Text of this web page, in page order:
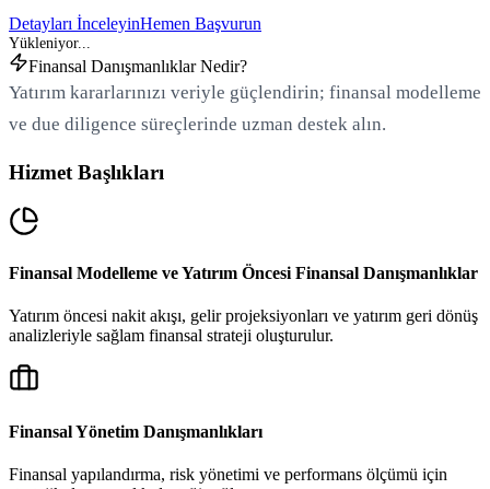
Detayları İnceleyinHemen Başvurun
Yükleniyor...
Finansal Danışmanlıklar Nedir?
Yatırım kararlarınızı veriyle güçlendirin; finansal modelleme
ve due diligence süreçlerinde uzman destek alın.
Hizmet Başlıkları
Finansal Modelleme ve Yatırım Öncesi Finansal Danışmanlıklar
Yatırım öncesi nakit akışı, gelir projeksiyonları ve yatırım geri dönüş
analizleriyle sağlam finansal strateji oluşturulur.
Finansal Yönetim Danışmanlıkları
Finansal yapılandırma, risk yönetimi ve performans ölçümü için